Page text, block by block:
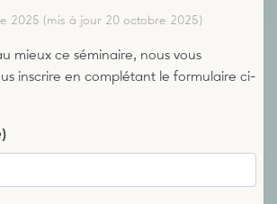
2025 (mis à jour 20 octobre 2025)
mieux ce séminaire, nous vous
inscrire en complétant le formulaire ci-